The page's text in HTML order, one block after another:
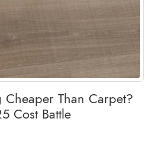
Than Carpet?
Cost Battle